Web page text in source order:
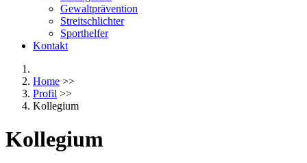
Gewaltprävention
Streitschlichter
Sporthelfer
Kontakt
Home >>
Profil >>
Kollegium
Kollegium